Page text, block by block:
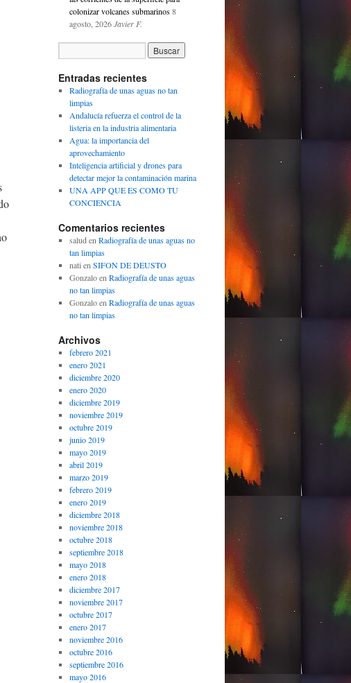
colonizar volcanes submarinos 8
agosto, 2026 Javier F.
Entradas recientes
Radiografía de unas aguas no tan
limpias
Andalucía refuerza el control de la
listeria en la industria alimentaria
Agua: la importancia del
aprovechamiento
Inteligencia artificial y drones para
detectar mejor la contaminación marina
UNA APP QUE ES COMO TU
CONCIENCIA
Comentarios recientes
salud en Radiografía de unas aguas no
tan limpias
nati en SIFON DE DEUSTO
Gonzaloen Radiografía de unas aguas
no tan limpias
Gonzaloen Radiografía de unas aguas
no tan limpias
Archivos
febrero 2021
enero 2021
diciembre 2020
enero 2020
diciembre 2019
noviembre 2019
octubre 2019
junio 2019
mayo 2019
abril 2019
marzo 2019
febrero 2019
enero 2019
diciembre 2018
noviembre 2018
octubre 2018
septiembre 2018
mayo 2018
enero 2018
diciembre 2017
noviembre 2017
octubre 2017
enero 2017
noviembre 2016
octubre 2016
septiembre 2016
mayo 2016